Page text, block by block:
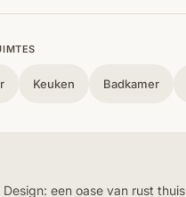
Keuken Badkamer
een oase van rust thuis